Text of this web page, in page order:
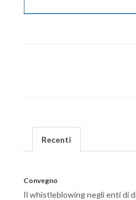
Recenti
Convegno
Il whistleblowing negli enti di